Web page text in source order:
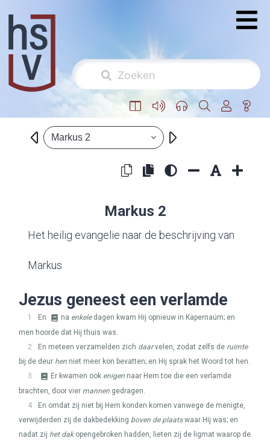
Markus 2
Markus 2
Het heilig evangelie naar de beschrijving van
Markus
Jezus geneest een verlamde
1 En na enkeledagen kwam Hij opnieuw in Kapernaüm; en
men hoorde dat Hij thuis was.
2
En meteen verzamelden zich daarvelen, zodat zelfs de ruimte
bij de deur hen niet meer kon bevatten; en Hij sprak het Woord tot hen.
3
Er kwamen ook enigen naar Hem toe die een verlamde
brachten, door vier mannen gedragen.
4
En omdat zij niet bij Hem konden komen vanwege de menigte,
verwijderden zij de dakbedekking boven de plaatswaar Hij was; en
nadat zij het dakopengebroken hadden, lieten zij de ligmat waarop de